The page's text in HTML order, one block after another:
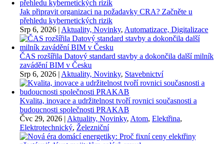
Jak připravit organizaci na požadavky CRA? Začněte u
přehledu kybernetických rizik
Srp 6, 2026 | Aktuality, Novinky, Automatizace, Digitalizace
ČAS rozšířila Datový standard stavby a dokončila další milník
zavádění BIM v Česku
Srp 6, 2026 | Aktuality, Novinky, Stavebnictví
Kvalita, inovace a udržitelnost tvoří rovnici současnosti a
budoucnosti společnosti PRAKAB
Čvc 29, 2026 | Aktuality, Novinky, Atom, Elektřina,
Elektrotechnický, Železniční